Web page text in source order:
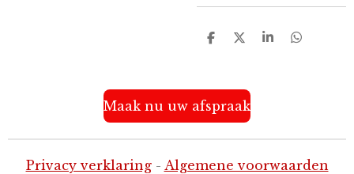
D
n
D
S
D
Maak nu uw afspraak
Privacy verklaring- Algemene voorwaarden